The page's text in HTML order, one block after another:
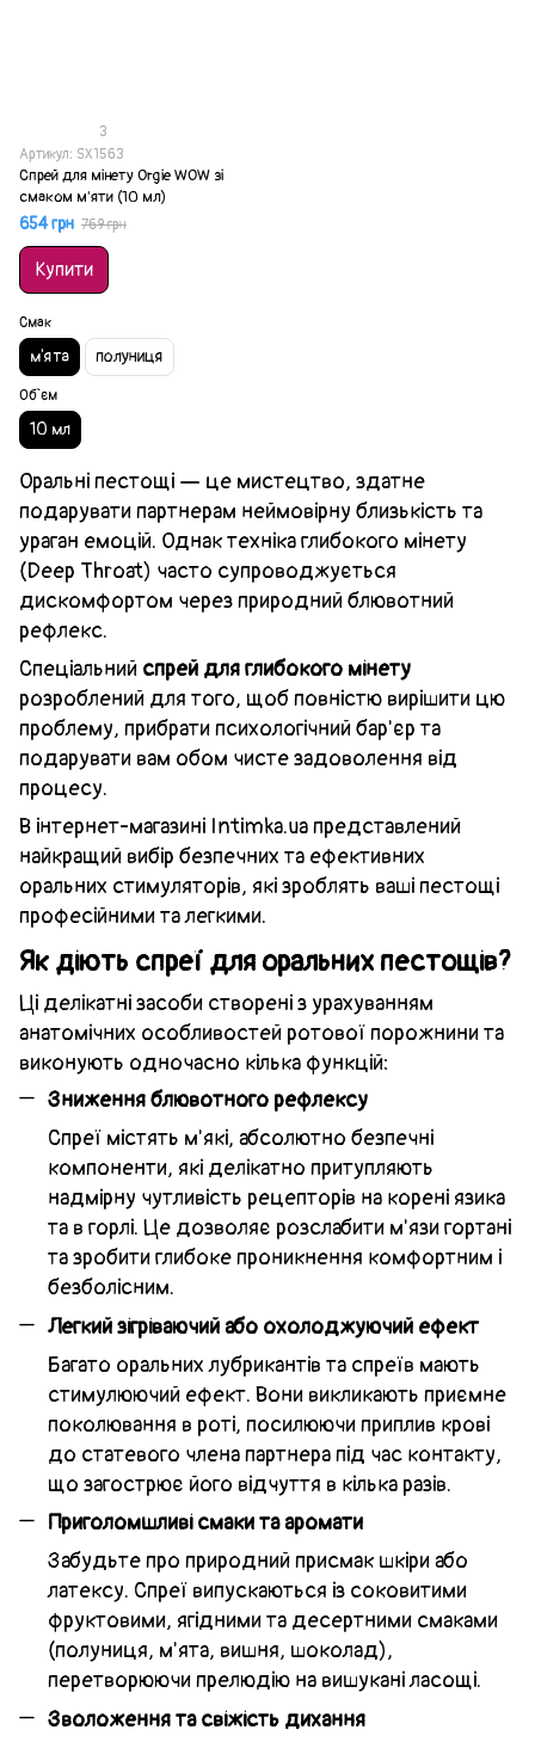
3
Артикул: SX1563
Спрей для мінету Orgie WOW зі
смаком м'яти (10 мл)
654 грн 769 грн
Купити
Смак
м'ята полуниця
Об`єм
10 мл
Оральні пестощі — це мистецтво, здатне
подарувати партнерам неймовірну близькість та
ураган емоцій. Однак техніка глибокого мінету
(Deep Throat) часто супроводжується
дискомфортом через природний блювотний
рефлекс.
Спеціальний спрей для глибокого мінету
розроблений для того, щоб повністю вирішити цю
проблему, прибрати психологічний бар'єр та
подарувати вам обом чисте задоволення від
процесу.
В інтернет-магазині Intimka.ua представлений
найкращий вибір безпечних та ефективних
оральних стимуляторів, які зроблять ваші пестощі
професійними та легкими.
Як діють спреї для оральних пестощів?
Ці делікатні засоби створені з урахуванням
анатомічних особливостей ротової порожнини та
виконують одночасно кілька функцій:
Зниження блювотного рефлексу
Спреї містять м'які, абсолютно безпечні
компоненти, які делікатно притупляють
надмірну чутливість рецепторів на корені язика
та в горлі. Це дозволяє розслабити м'язи гортані
та зробити глибоке проникнення комфортним і
безболісним.
Легкий зігріваючий або охолоджуючий ефект
Багато оральних лубрикантів та спреїв мають
стимулюючий ефект. Вони викликають приємне
поколювання в роті, посилюючи приплив крові
до статевого члена партнера під час контакту,
що загострює його відчуття в кілька разів.
Приголомшливі смаки та аромати
Забудьте про природний присмак шкіри або
латексу. Спреї випускаються із соковитими
фруктовими, ягідними та десертними смаками
(полуниця, м'ята, вишня, шоколад),
перетворюючи прелюдію на вишукані ласощі.
Зволоження та свіжість дихання